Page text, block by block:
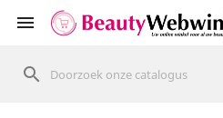

search